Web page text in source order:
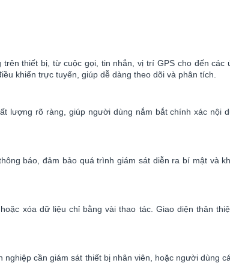
thiết bị, từ cuộc gọi, tin nhắn, vị trí GPS cho đến các
khiển trực tuyến, giúp dễ dàng theo dõi và phân tích.
lượng rõ ràng, giúp người dùng nắm bắt chính xác nội
báo, đảm bảo quá trình giám sát diễn ra bí mật và
xóa dữ liệu chỉ bằng vài thao tác. Giao diện thân
cần giám sát thiết bị nhân viên, hoặc người dùng